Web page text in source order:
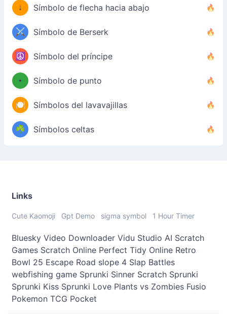
↓ Símbolo de flecha hacia abajo
⚔️ Símbolo de Berserk
☮️ Símbolo del príncipe
• Símbolo de punto
🍽️ Símbolos del lavavajillas
☘️ Símbolos celtas
Links
Cute Kaomoji Gpt Demo sigma symbol 1 Hour Timer
Bluesky Video Downloader Vidu Studio AI Scratch
Games Scratch Online Perfect Tidy Online Retro
Bowl 25 Escape Road slope 4 Slap Battles
webfishing game Sprunki Sinner Scratch Sprunki
Sprunki Kiss Sprunki Love Plants vs Zombies Fusio
Pokemon TCG Pocket